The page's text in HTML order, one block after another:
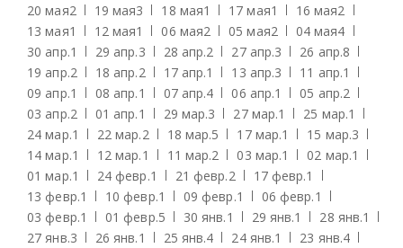
20 мая2 19 мая3 18 мая1 17 мая1 16 мая2
13 мая1 12 мая1 06 мая2 05 мая2 04 мая4
30 апр.1 29 апр.3 28 апр.2 27 апр.3 26 апр.8
19 апр.2 18 апр.2 17 апр.1 13 апр.3 11 апр.1
09 апр.1 08 апр.1 07 апр.4 06 апр.1 05 апр.2
03 апр.2 01 апр.1 29 мар.3 27 мар.1 25 мар.1
24 мар.1 22 мар.2 18 мар.5 17 мар.1 15 мар.3
14 мар.1 12 мар.1 11 мар.2 03 мар.1 02 мар.1
01 мар.1 24 февр.1 21 февр.2 17 февр.1
13 февр.1 10 февр.1 09 февр.1 06 февр.1
03 февр.1 01 февр.5 30 янв.1 29 янв.1 28 янв.1
27 янв.3 26 янв.1 25 янв.4 24 янв.1 23 янв.4